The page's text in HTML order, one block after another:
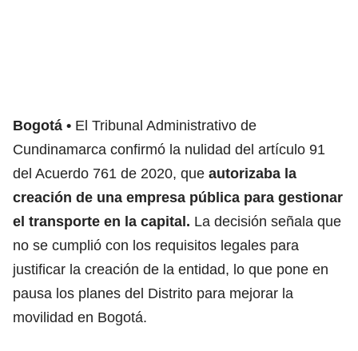
Bogotá
El Tribunal Administrativo de
Cundinamarca confirmó la nulidad del artículo 91
del Acuerdo 761 de 2020, que autorizaba la
creación de una empresa pública para gestionar
el transporte en la capital. La decisión señala que
no se cumplió con los requisitos legales para
justificar la creación de la entidad, lo que pone en
pausa los planes del Distrito para mejorar la
movilidad en Bogotá.